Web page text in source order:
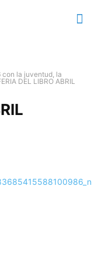
con la juventud, la
DEL LIBRO ABRIL